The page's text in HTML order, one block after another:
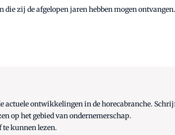
zij de afgelopen jaren hebben mogen
actuele ontwikkelingen in de horecabranche.
op het gebied van ondernemerschap.
kunnen lezen.